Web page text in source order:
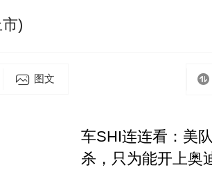
)
图文
车SHI连连看：美
杀，只为能开上奥